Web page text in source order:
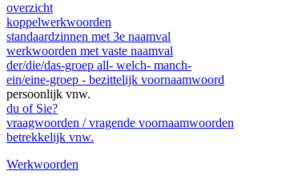
overzicht
koppelwerkwoorden
standaardzinnen met 3e naamval
werkwoorden met vaste naamval
der/die/das-groep all- welch- manch-
ein/eine-groep - bezittelijk voornaamwoord
persoonlijk vnw.
du of Sie?
vraagwoorden / vragende voornaamwoorden
betrekkelijk vnw.
Werkwoorden